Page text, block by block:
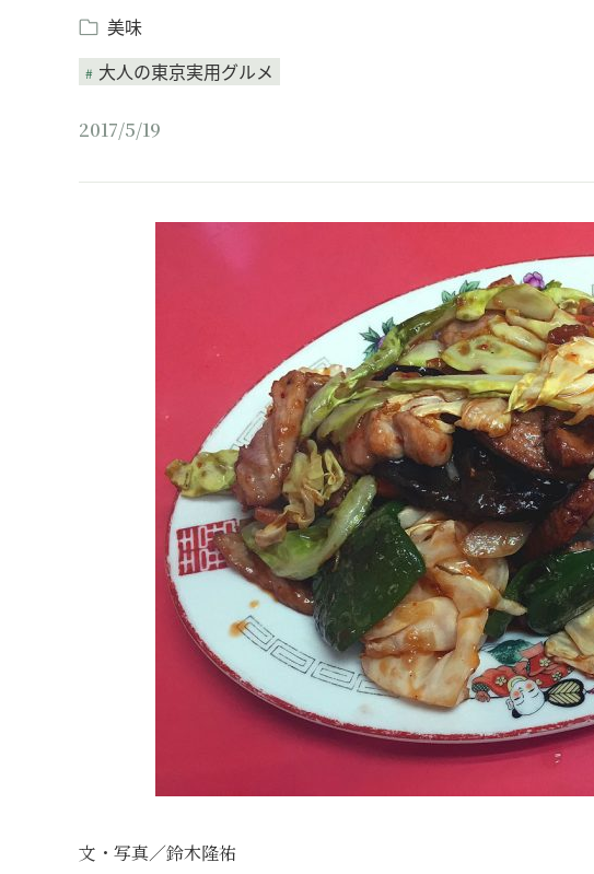
美味
大人の東京実用グルメ
2017/5/19
文・写真／鈴木隆祐